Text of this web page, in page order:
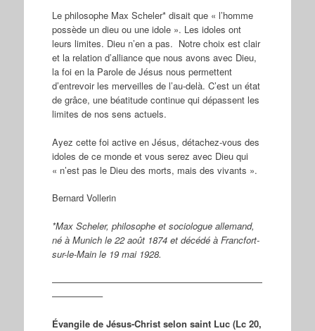
Le philosophe Max Scheler* disait que « l’homme
possède un dieu ou une idole ». Les idoles ont
leurs limites. Dieu n’en a pas. Notre choix est clair
et la relation d’alliance que nous avons avec Dieu,
la foi en la Parole de Jésus nous permettent
d’entrevoir les merveilles de l’au-delà. C’est un état
de grâce, une béatitude continue qui dépassent les
limites de nos sens actuels.
Ayez cette foi active en Jésus, détachez-vous des
idoles de ce monde et vous serez avec Dieu qui
« n’est pas le Dieu des morts, mais des vivants ».
Bernard Vollerin
*Max Scheler, philosophe et sociologue allemand,
né à Munich le 22 août 1874 et décédé à Francfort-
sur-le-Main le 19 mai 1928.
———————————————————————
—————–
Évangile de Jésus-Christ selon saint Luc (Lc 20,